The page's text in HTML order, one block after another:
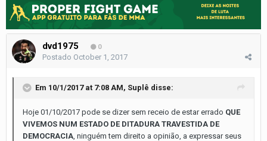
dvd1975 0
Postado October 1, 2017
Em 10/1/2017 at 7:08 AM, Suplê disse:
Hoje 01/10/2017 pode se dizer sem receio de estar errado QUE
VIVEMOS NUM ESTADO DE DITADURA TRAVESTIDA DE
DEMOCRACIA , ninguém tem direito a opinião, a expressar seus